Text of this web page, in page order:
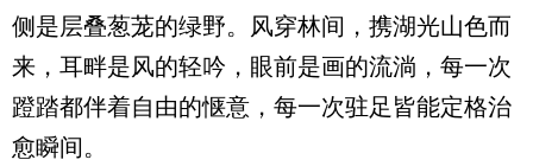
侧是层叠葱茏的绿野。风穿林间，携湖光山色而
来，耳畔是风的轻吟，眼前是画的流淌，每一次
蹬踏都伴着自由的惬意，每一次驻足皆能定格治
愈瞬间。